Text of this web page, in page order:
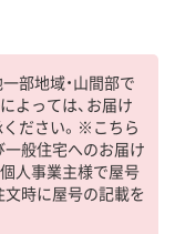
部地域・山間部で
よっては、お届け
ださい。※こちら
一般住宅へのお届け
人事業主様で屋号
文時に屋号の記載を